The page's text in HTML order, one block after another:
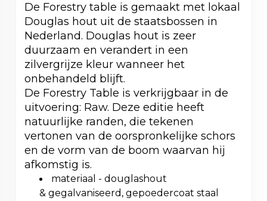
De Forestry table is gemaakt met lokaal
Douglas hout uit de staatsbossen in
Nederland. Douglas hout is zeer
duurzaam en verandert in een
zilvergrijze kleur wanneer het
onbehandeld blijft.
De Forestry Table is verkrijgbaar in de
uitvoering: Raw. Deze editie heeft
natuurlijke randen, die tekenen
vertonen van de oorspronkelijke schors
en de vorm van de boom waarvan hij
afkomstig is.
materiaal - douglashout
& gegalvaniseerd, gepoedercoat staal